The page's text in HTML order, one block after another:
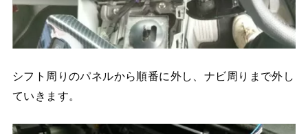
シフト周りのパネルから順番に外し、ナビ周りまで外し
ていきます。